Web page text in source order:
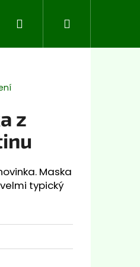
Superpotraviny
PřihlášeníNákupní
z
Maska
typický